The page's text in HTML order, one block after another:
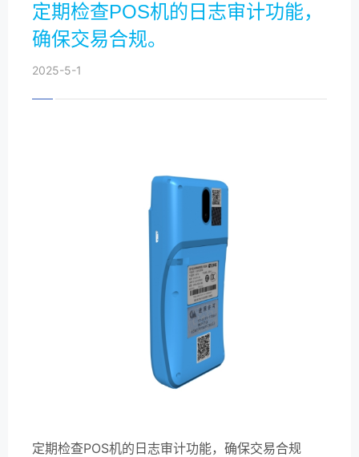
定期检查POS机的日志审计功能，
确保交易合规。
2025-5-1
定期检查POS机的日志审计功能，确保交易合规